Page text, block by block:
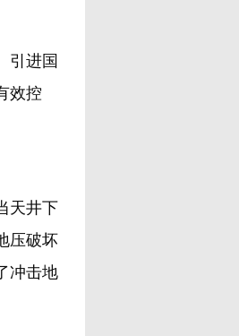
引进国
效控
天井下
压破坏
冲击地